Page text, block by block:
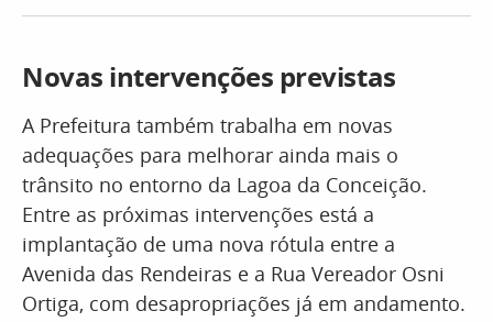
Novas intervenções previstas
A Prefeitura também trabalha em novas
adequações para melhorar ainda mais o
trânsito no entorno da Lagoa da Conceição.
Entre as próximas intervenções está a
implantação de uma nova rótula entre a
Avenida das Rendeiras e a Rua Vereador Osni
Ortiga, com desapropriações já em andamento.